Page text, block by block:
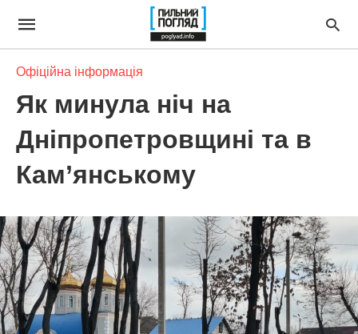
Офіційна інформація
Як минула ніч на
Дніпропетровщині та в
Кам’янському